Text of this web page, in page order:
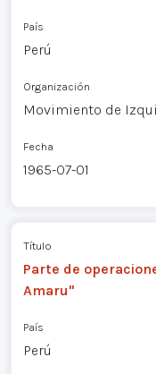
País
Perú
Organización
Movimiento de
Fecha
1965-07-01
Título
Parte de
Amaru"
País
Perú